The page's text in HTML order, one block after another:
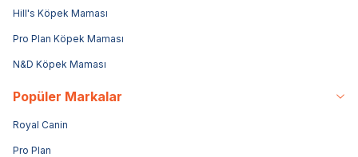
Hill's Köpek Maması
Pro Plan Köpek Maması
N&D Köpek Maması
Popüler Markalar
Royal Canin
Pro Plan